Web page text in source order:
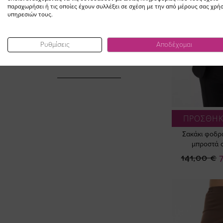
ΣΥΜΠΛΗΡΩΣΤΕ ΤΟ
LOOK
Σακάκι
μπροστά
141,00 €
παραχωρήσει ή τις οποίες έχουν συλλέξει σε σχέση με την από μέρους σας
υπηρεσιών τους.
Ρυθμίσεις Αποδέχομαι